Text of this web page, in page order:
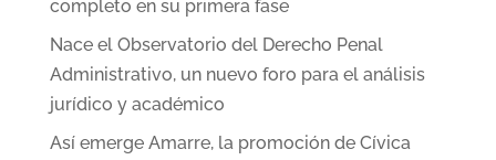
completo en su primera fase
Nace el Observatorio del Derecho Penal
Administrativo, un nuevo foro para el análisis
jurídico y académico
Así emerge Amarre, la promoción de Cívica